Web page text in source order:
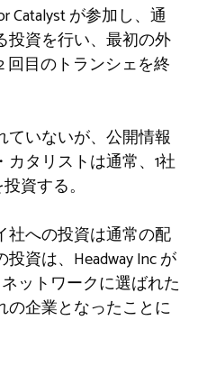
Catalyst が参加し、通
投資を行い、最初の外
回目のトランシェを終
いないが、公開情報
タリストは通常​​、1社
資する。
社への投資は通常の配
資は、Headway Inc が
ットワークに選ばれた
企業となったことに